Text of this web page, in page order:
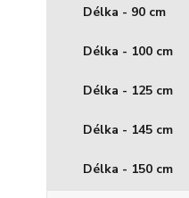
Délka - 90 cm
Délka - 100 cm
Délka - 125 cm
Délka - 145 cm
Délka - 150 cm